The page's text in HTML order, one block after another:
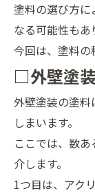
塗料の選び方
なる可能性もあ
今回は、塗料の
□外壁塗
外壁塗装の塗料
しまいます。
ここでは、数
介します。
1つ目は、アク